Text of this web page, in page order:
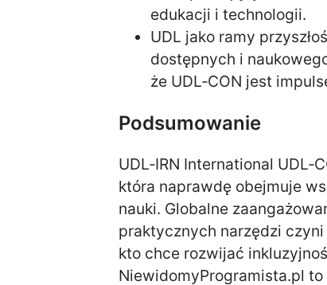
edukacji i technologii.
UDL jako ramy
dostępnych i
że UDL‑CON jest
Podsumowanie
UDL‑IRN International
która naprawdę obejmuje
nauki. Globalne
praktycznych narzędzi
kto chce rozwijać
NiewidomyProgramista.pl